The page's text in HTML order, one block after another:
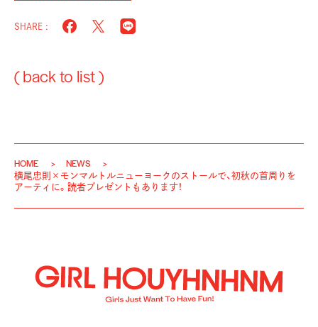
SHARE :
( back to list )
HOME
NEWS
横尾忠則×モンマルトルニューヨークのストールで、初秋の首周りを
アーティに。読者プレゼントもあります！